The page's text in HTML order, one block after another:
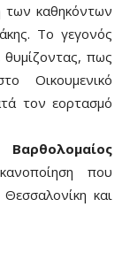
των καθηκόντων
Το γεγονός
θυμίζοντας, πως
Οικουμενικό
τον εορτασμό
που
και